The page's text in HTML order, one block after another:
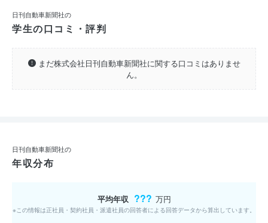
日刊自動車新聞社の
学生の口コミ・評判
まだ株式会社日刊自動車新聞社に関する口コミはありませ
ん。
日刊自動車新聞社の
年収分布
平均年収 ??? 万円
※この情報は正社員・契約社員・派遣社員の回答者による回答データから算出しています。